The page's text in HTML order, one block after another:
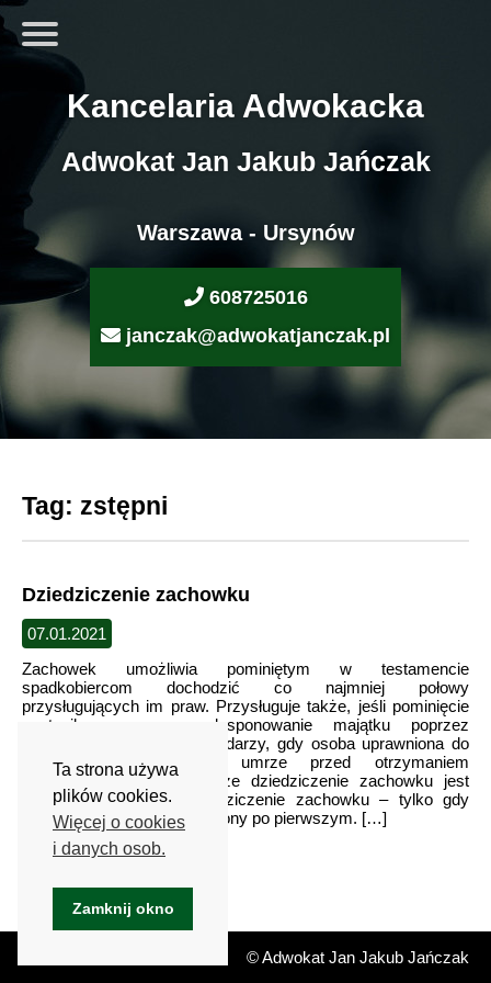
Kancelaria Adwokacka
Adwokat Jan Jakub Jańczak
Warszawa - Ursynów
608725016
janczak@adwokatjanczak.pl
Tag: zstępni
Dziedziczenie zachowku
07.01.2021
Zachowek umożliwia pominiętym w testamencie
spadkobiercom dochodzić co najmniej połowy
przysługujących im praw. Przysługuje także, jeśli pominięcie
nastąpiło poprzez rozdysponowanie majątku poprzez
darowizny. Co się jednak zdarzy, gdy osoba uprawniona do
dziedziczenia zachowku umrze przed otrzymaniem
zachowku? Okazuje się, że dziedziczenie zachowku jest
mocno ograniczone. Dziedziczenie zachowku – tylko gdy
nowy spadkobierca uprawniony po pierwszym. […]
© Adwokat Jan Jakub Jańczak
Ta strona używa
plików cookies.
Więcej o cookies
i danych osob.
Zamknij okno